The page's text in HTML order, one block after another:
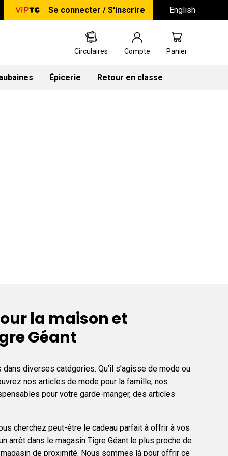
Se connecter / S'inscrire English
Circulaires Compte Panier
Épicerie Retour en classe
la maison et
Géant
diverses catégories. Qu’il s’agisse de mode ou
nos articles de mode pour la famille, nos
pour votre garde-manger, des articles
cherchez peut-être le cadeau parfait à offrir à vos
arrêt dans le magasin Tigre Géant le plus proche de
de proximité. Nous sommes là pour offrir ce